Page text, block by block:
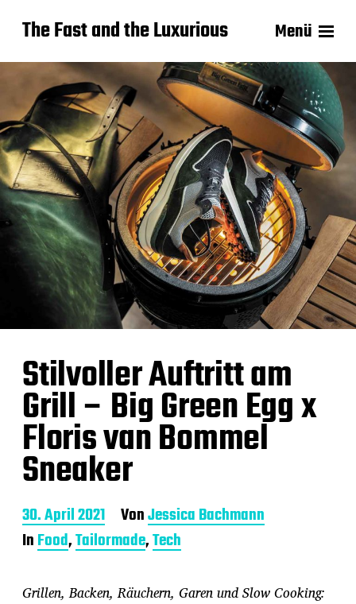
The Fast and the Luxurious Menü
Stilvoller Auftritt am
Grill – Big Green Egg x
Floris van Bommel
Sneaker
B
e
i
a
30. April 2021 VonJessica Bachmann
InFood,Tailormade,Tech
Grillen, Backen, Räuchern, Garen und Slow Cooking: